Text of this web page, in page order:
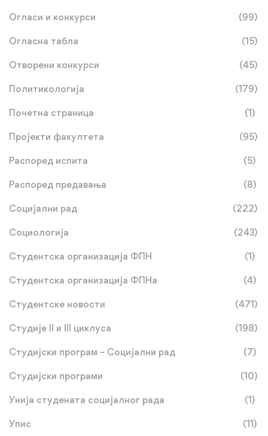
Огласи и конкурси (99)
Огласна табла (15)
Отворени конкурси (45)
Политикологија (179)
Почетна страница (1)
Пројекти факултета (95)
Распоред испита (5)
Распоред предавања (8)
Социјални рад (222)
Социологија (243)
Студентска организација ФПН (1)
Студентска организација ФПНа (4)
Студентске новости (471)
Студије II и III циклуса (198)
Студијски програм – Социјални рад (7)
Студијски програми (10)
Унија студената социјалног рада (1)
Упис (11)